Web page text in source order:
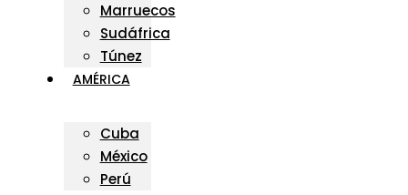
Marruecos
Sudáfrica
Túnez
AMÉRICA
Cuba
México
Perú